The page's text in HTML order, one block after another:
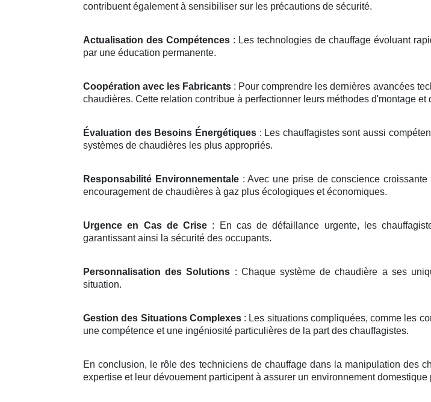
contribuent également à sensibiliser sur les précautions de sécurité.
Actualisation des Compétences : Les technologies de chauffage évoluant
par une éducation permanente.
Coopération avec les Fabricants : Pour comprendre les dernières avancées
chaudières. Cette relation contribue à perfectionner leurs méthodes d'montage et
Évaluation des Besoins Énergétiques: Les chauffagistes sont aussi
systèmes de chaudières les plus appropriés.
Responsabilité Environnementale: Avec une prise de conscience
encouragement de chaudières à gaz plus écologiques et économiques.
Urgence en Cas de Crise : En cas de défaillance urgente, les
garantissant ainsi la sécurité des occupants.
Personnalisation des Solutions : Chaque système de chaudière a ses
situation.
Gestion des Situations Complexes: Les situations compliquées, comme les
une compétence et une ingéniosité particulières de la part des chauffagistes.
En conclusion, le rôle des techniciens de chauffage dans la manipulation des
expertise et leur dévouement participent à assurer un environnement domestique